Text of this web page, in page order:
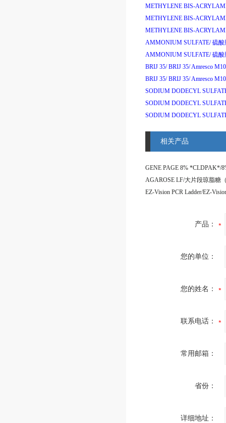
METHYLENE BIS-
METHYLENE BIS-
METHYLENE BIS-
AMMONIUM SULFATE/ 硫酸
AMMONIUM SULFATE/ 硫酸
BRIJ 35/ BRIJ 35/Amresco
BRIJ 35/ BRIJ 35/Amresco
SODIUM DODECYL
SODIUM DODECYL
SODIUM DODECYL
相关产品
产品：
您的单位：
您的姓名：
联系电话：
常用邮箱：
省份：
详细地址：